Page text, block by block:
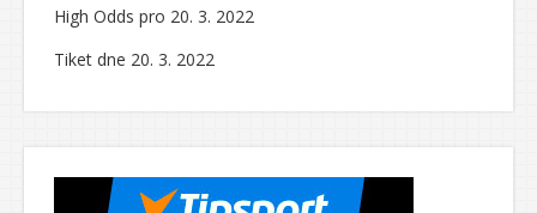
High Odds pro 20. 3. 2022
Tiket dne 20. 3. 2022